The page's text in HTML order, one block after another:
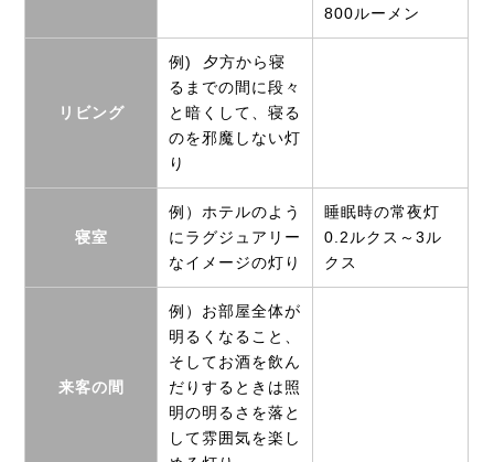
800ルーメン
リビング
例) 夕方から寝
るまでの間に段々
と暗くして、寝る
のを邪魔しない灯
り
寝室
例）ホテルのよう
にラグジュアリー
なイメージの灯り
睡眠時の常夜灯
0.2ルクス～3ル
クス
来客の間
例）お部屋全体が
明るくなること、
そしてお酒を飲ん
だりするときは照
明の明るさを落と
して雰囲気を楽し